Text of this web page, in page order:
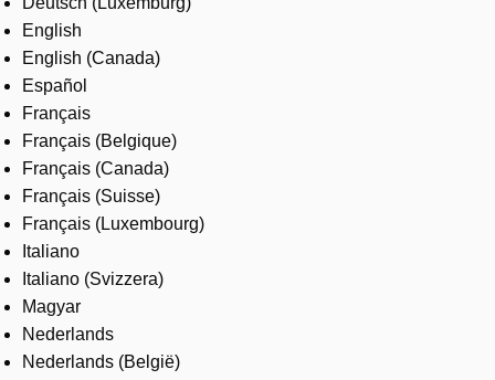
Careers
English
English (Canada)
Español
Français
Français (Belgique)
Français (Canada)
Français (Suisse)
Français (Luxembourg)
Italiano
Italiano (Svizzera)
Magyar
Nederlands
Nederlands (België)